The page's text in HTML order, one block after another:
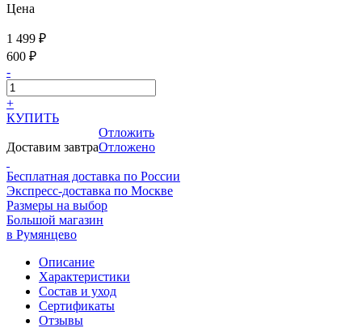
Цена
1 499 ₽
600 ₽
-
+
КУПИТЬ
Доставим завтра
Отложить
Отложено
Бесплатная доставка по России
Экспресс-доставка по Москве
Размеры на выбор
Большой магазин
в Румянцево
Описание
Характеристики
Состав и уход
Сертификаты
Отзывы